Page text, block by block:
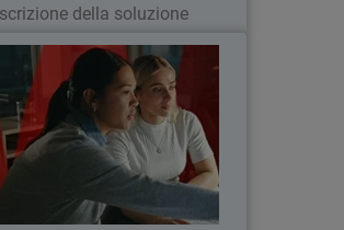
della soluzione
Firebox. Una sola
piattaforma, Total Security.
Una piattaforma di sicurezza di rete
avanzata che restituisce ai
professionisti di sicurezza IT il pieno
controllo delle loro reti.